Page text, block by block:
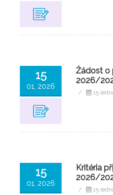
15
01, 2026
Žádost o
2026/
/ 15
15
01, 2026
Kritéria
2026/
/ 15